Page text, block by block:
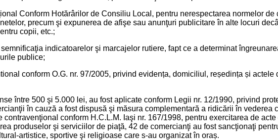
Conform Hotărârilor de Consiliu Local, pentru nerespectarea normelor
precum şi expunerea de afişe sau anunţuri publicitare în alte locuri
copii, etc.;
indicatoarelor şi marcajelor rutiere, fapt ce a determinat
publice;
conform O.G. nr. 97/2005, privind evidența, domiciliul, reședința și
între 500 şi 5.000 lei, au fost aplicate conform Legii nr. 12/1990, privind
în cauză a fost dispusă şi măsura complementară a ridicării în
conform H.C.L.M. Iaşi nr. 167/1998, pentru exercitarea de
produselor şi serviciilor de piaţă, 42 de comercianţi au fost sancţionaţi
artistice, sportive şi religioase care s-au organizat în oraș.